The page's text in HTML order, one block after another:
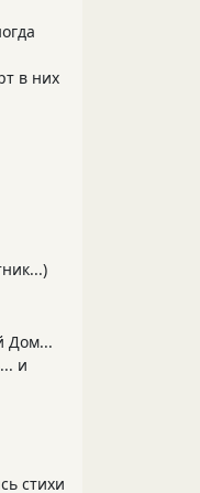
в них
Дом...
и
стихи